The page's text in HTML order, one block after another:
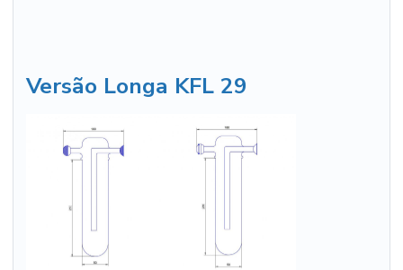
Versão Longa KFL 29